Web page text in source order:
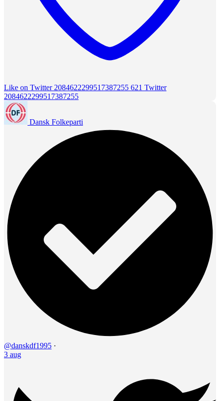
Like on Twitter 2084622299517387255 621 Twitter
2084622299517387255
Dansk Folkeparti
@danskdf1995 ·
3 aug